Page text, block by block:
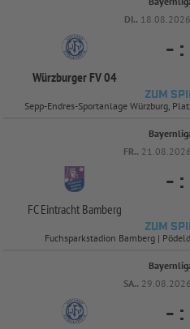
DI..
Würzburger FV 04
- :
ZUM
Sepp-Endres-Sportanlage Würzburg,
FR..
FC Eintracht Bamberg
- :
ZUM
Fuchsparkstadion Bamberg |
SA..
- :